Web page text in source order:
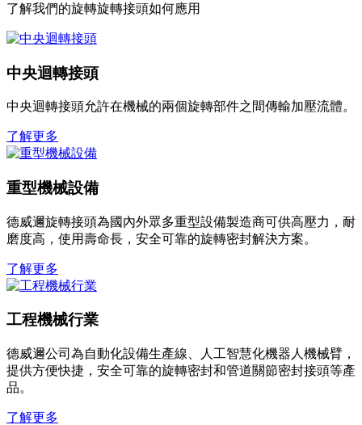
了解我們的旋轉旋轉接頭如何應用
中央迴轉接頭
中央迴轉接頭允許在機械的兩個旋轉部件之間傳輸加壓流體。
了解更多
重型機械設備
德威邇旋轉接頭為國內外眾多重型設備製造商可供高壓力，耐
磨度高，使用壽命長，安全可靠的旋轉密封解決方案。
了解更多
工程機械行業
德威邇公司為自動化設備生產線、人工智慧化機器人機械臂，
提供方便快捷，安全可靠的旋轉密封和管道關節密封接頭等產
品。
了解更多